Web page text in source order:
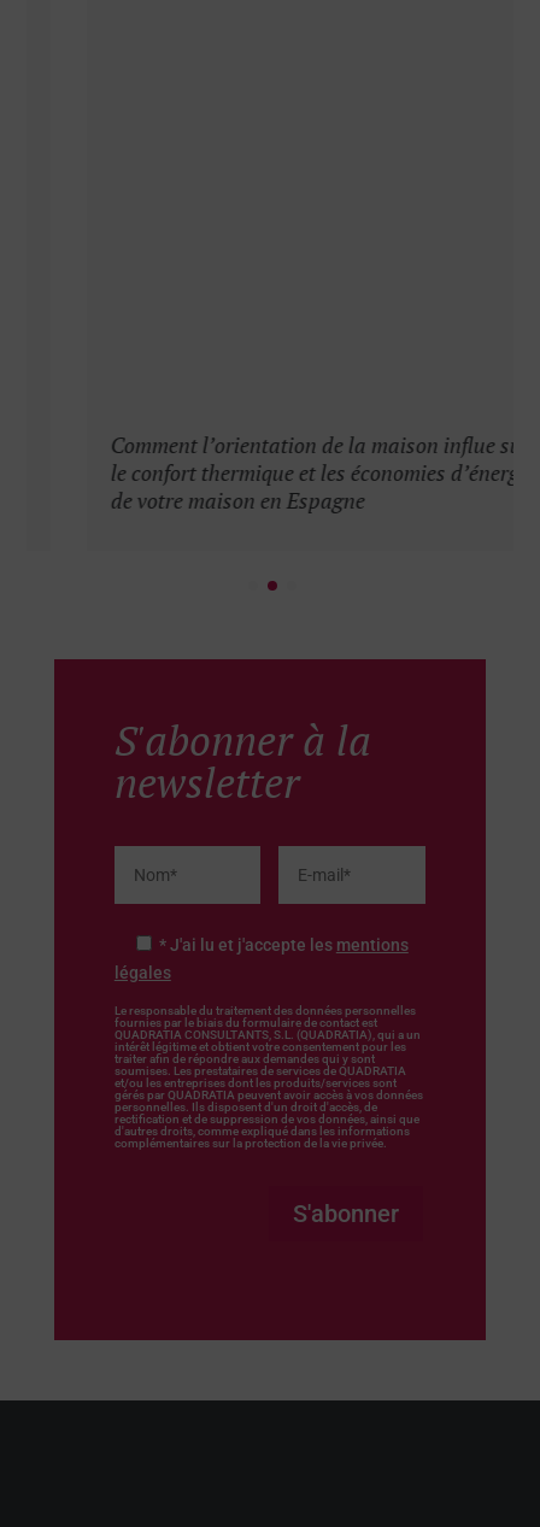
Comment l’orientation de la maison influe sur
le confort thermique et les économies d’énergie
de votre maison en Espagne
S'abonner à la
newsletter
* J'ai lu et j'accepte les mentions
légales
Le responsable du traitement des données personnelles
fournies par le biais du formulaire de contact est
QUADRATIA CONSULTANTS, S.L. (QUADRATIA), qui a un
intérêt légitime et obtient votre consentement pour les
traiter afin de répondre aux demandes qui y sont
soumises. Les prestataires de services de QUADRATIA
et/ou les entreprises dont les produits/services sont
gérés par QUADRATIA peuvent avoir accès à vos données
personnelles. Ils disposent d'un droit d'accès, de
rectification et de suppression de vos données, ainsi que
d'autres droits, comme expliqué dans les informations
complémentaires sur la protection de la vie privée.
S'abonner